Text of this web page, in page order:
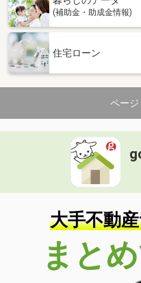
(補助金・助成金情報)
住宅ローン
ページ
大手不動
まと